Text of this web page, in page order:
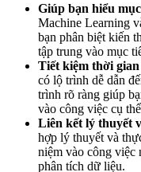
Giúp bạn hiểu
Machine Learning
bạn phân biệt kiến
tập trung vào mục
Tiết kiệm thời
có lộ trình dễ dẫn
trình rõ ràng giúp
vào công việc cụ
Liên kết lý thuyết
hợp lý thuyết và
niệm vào công việc
phân tích dữ liệu.